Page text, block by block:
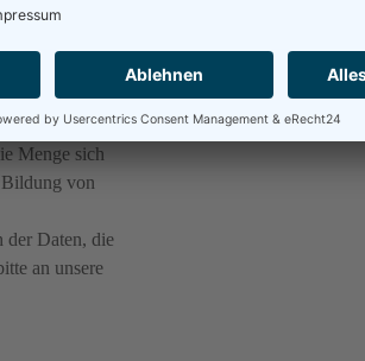
um eine
korreliert.
für das
ein relativ
Menge sich
Bildung von
der Daten, die
an unsere